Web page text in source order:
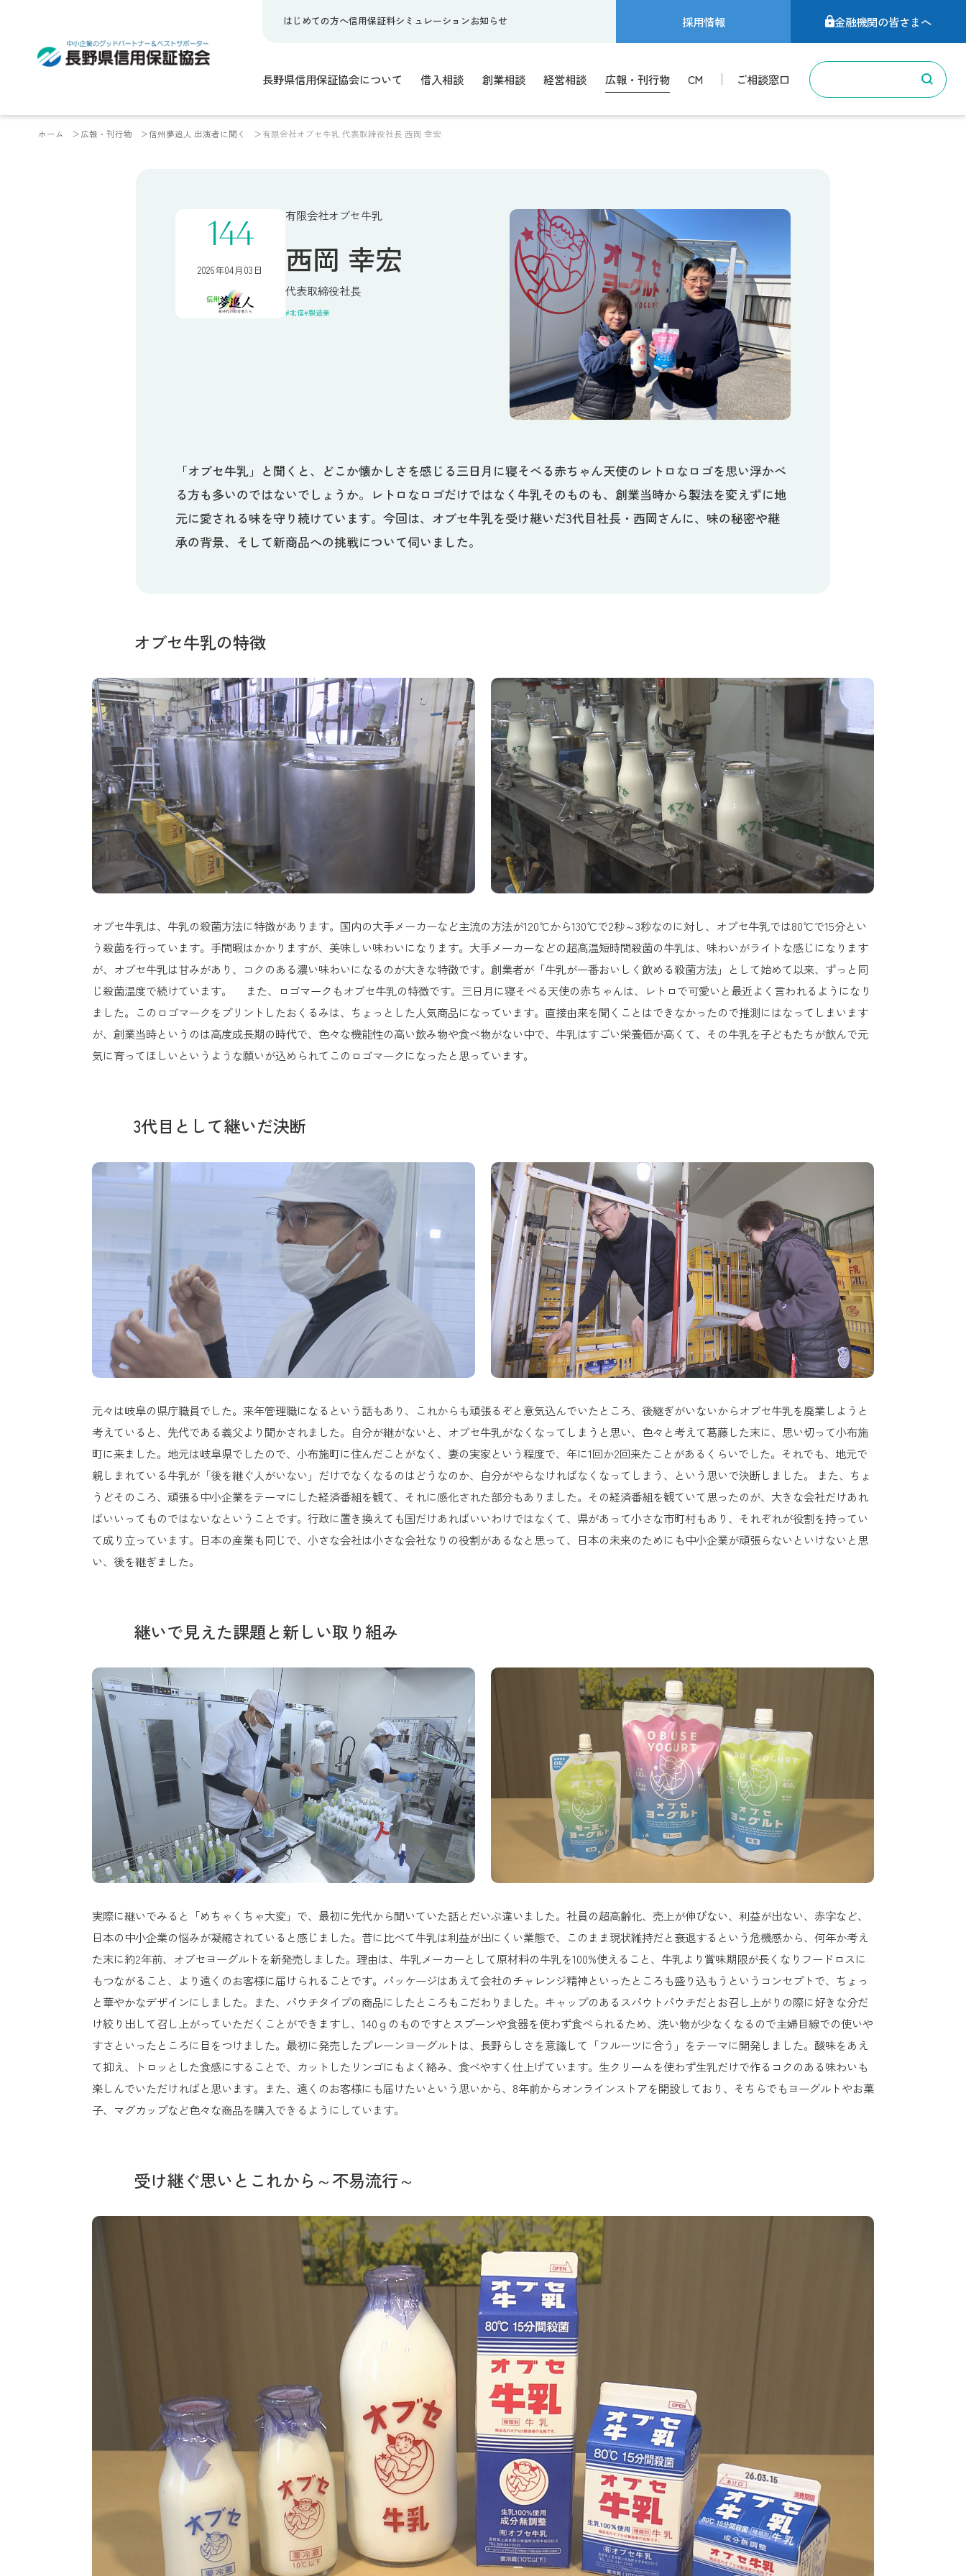
はじめての方へ信用保証料シミュレーションお知らせ 採用情報 金融機関の皆さまへ
長野県信用保証協会について 借入相談 創業相談 経営相談 広報・刊行物 CM ご相談窓口
ホーム 広報・刊行物 信州夢追人 出演者に聞く 有限会社オブセ牛乳 代表取締役社長 西岡 幸宏
144
2026年04月03日
有限会社オブセ牛乳
西岡 幸宏
代表取締役社長
北信 製造業
「オブセ牛乳」と聞くと、どこか懐かしさを感じる三日月に寝そべる赤ちゃん天使のレトロなロゴを思い浮かべ
る方も多いのではないでしょうか。レトロなロゴだけではなく牛乳そのものも、創業当時から製法を変えずに地
元に愛される味を守り続けています。今回は、オブセ牛乳を受け継いだ3代目社長・西岡さんに、味の秘密や継
承の背景、そして新商品への挑戦について伺いました。
オブセ牛乳の特徴
オブセ牛乳は、牛乳の殺菌方法に特徴があります。国内の大手メーカーなど主流の方法が120℃から130℃で2秒～3秒なのに対し、オブセ牛乳では80℃で15分とい
う殺菌を行っています。手間暇はかかりますが、美味しい味わいになります。大手メーカーなどの超高温短時間殺菌の牛乳は、味わいがライトな感じになります
が、オブセ牛乳は甘みがあり、コクのある濃い味わいになるのが大きな特徴です。創業者が「牛乳が一番おいしく飲める殺菌方法」として始めて以来、ずっと同
じ殺菌温度で続けています。 また、ロゴマークもオブセ牛乳の特徴です。三日月に寝そべる天使の赤ちゃんは、レトロで可愛いと最近よく言われるようになり
ました。このロゴマークをプリントしたおくるみは、ちょっとした人気商品になっています。直接由来を聞くことはできなかったので推測にはなってしまいます
が、創業当時というのは高度成長期の時代で、色々な機能性の高い飲み物や食べ物がない中で、牛乳はすごい栄養価が高くて、その牛乳を子どもたちが飲んで元
気に育ってほしいというような願いが込められてこのロゴマークになったと思っています。
3代目として継いだ決断
元々は岐阜の県庁職員でした。来年管理職になるという話もあり、これからも頑張るぞと意気込んでいたところ、後継ぎがいないからオブセ牛乳を廃業しようと
考えていると、先代である義父より聞かされました。自分が継がないと、オブセ牛乳がなくなってしまうと思い、色々と考えて葛藤した末に、思い切って小布施
町に来ました。地元は岐阜県でしたので、小布施町に住んだことがなく、妻の実家という程度で、年に1回か2回来たことがあるくらいでした。それでも、地元で
親しまれている牛乳が「後を継ぐ人がいない」だけでなくなるのはどうなのか、自分がやらなければなくなってしまう、という思いで決断しました。 また、ちょ
うどそのころ、頑張る中小企業をテーマにした経済番組を観て、それに感化された部分もありました。その経済番組を観ていて思ったのが、大きな会社だけあれ
ばいいってものではないなということです。行政に置き換えても国だけあればいいわけではなくて、県があって小さな市町村もあり、それぞれが役割を持ってい
て成り立っています。日本の産業も同じで、小さな会社は小さな会社なりの役割があるなと思って、日本の未来のためにも中小企業が頑張らないといけないと思
い、後を継ぎました。
継いで見えた課題と新しい取り組み
実際に継いでみると「めちゃくちゃ大変」で、最初に先代から聞いていた話とだいぶ違いました。社員の超高齢化、売上が伸びない、利益が出ない、赤字など、
日本の中小企業の悩みが凝縮されていると感じました。昔に比べて牛乳は利益が出にくい業態で、このまま現状維持だと衰退するという危機感から、何年か考え
た末に約2年前、オブセヨーグルトを新発売しました。理由は、牛乳メーカーとして原材料の牛乳を100%使えること、牛乳より賞味期限が長くなりフードロスに
もつながること、より遠くのお客様に届けられることです。パッケージはあえて会社のチャレンジ精神といったところも盛り込もうというコンセプトで、ちょっ
と華やかなデザインにしました。また、パウチタイプの商品にしたところもこだわりました。キャップのあるスパウトパウチだとお召し上がりの際に好きな分だ
け絞り出して召し上がっていただくことができますし、140ｇのものですとスプーンや食器を使わず食べられるため、洗い物が少なくなるので主婦目線での使いや
すさといったところに目をつけました。最初に発売したプレーンヨーグルトは、長野らしさを意識して「フルーツに合う」をテーマに開発しました。酸味をあえ
て抑え、トロッとした食感にすることで、カットしたリンゴにもよく絡み、食べやすく仕上げています。生クリームを使わず生乳だけで作るコクのある味わいも
楽しんでいただければと思います。また、遠くのお客様にも届けたいという思いから、8年前からオンラインストアを開設しており、そちらでもヨーグルトやお菓
子、マグカップなど色々な商品を購入できるようにしています。
受け継ぐ思いとこれから～不易流行～